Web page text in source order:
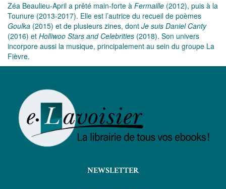
Zéa Beaulieu-April a prêté main-forte à Fermaille (2012), puis à la
Tounure (2013-2017). Elle est l’autrice du recueil de poèmes
Goulka (2015) et de plusieurs zines, dont Je suis Daniel Canty
(2016) et Holliwoo Stars and Celebrities (2018). Son univers
incorpore aussi la musique, principalement au sein du groupe La
Fièvre.
NEWSLETTER